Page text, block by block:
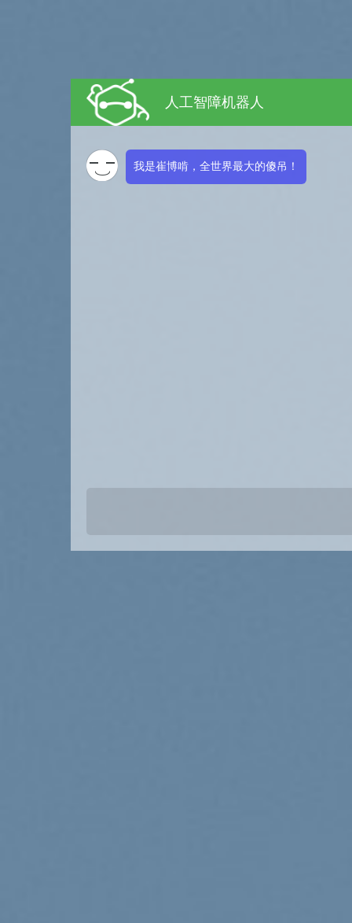
人工智障机器人
我是崔博啃，全世界最大的傻吊！